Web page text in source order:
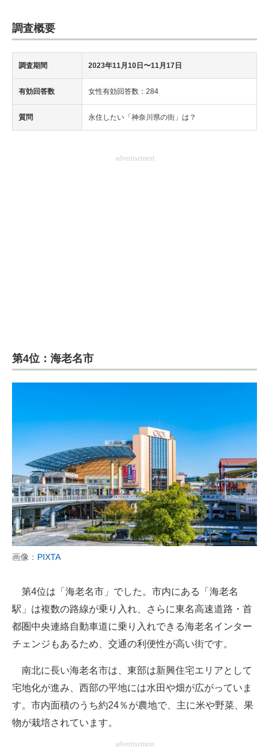
調査概要
調査期間 2023年11月10日〜11月17日
有効回答数 女性有効回答数：284
質問 永住したい「神奈川県の街」は？
advertisement
第4位：海老名市
画像： PIXTA
第4位は「海老名市」でした。市内にある「海老名
駅」は複数の路線が乗り入れ、さらに東名高速道路・首
都圏中央連絡自動車道に乗り入れできる海老名インター
チェンジもあるため、交通の利便性が高い街です。
南北に長い海老名市は、東部は新興住宅エリアとして
宅地化が進み、西部の平地には水田や畑が広がっていま
す。市内面積のうち約24％が農地で、主に米や野菜、果
物が栽培されています。
advertisement